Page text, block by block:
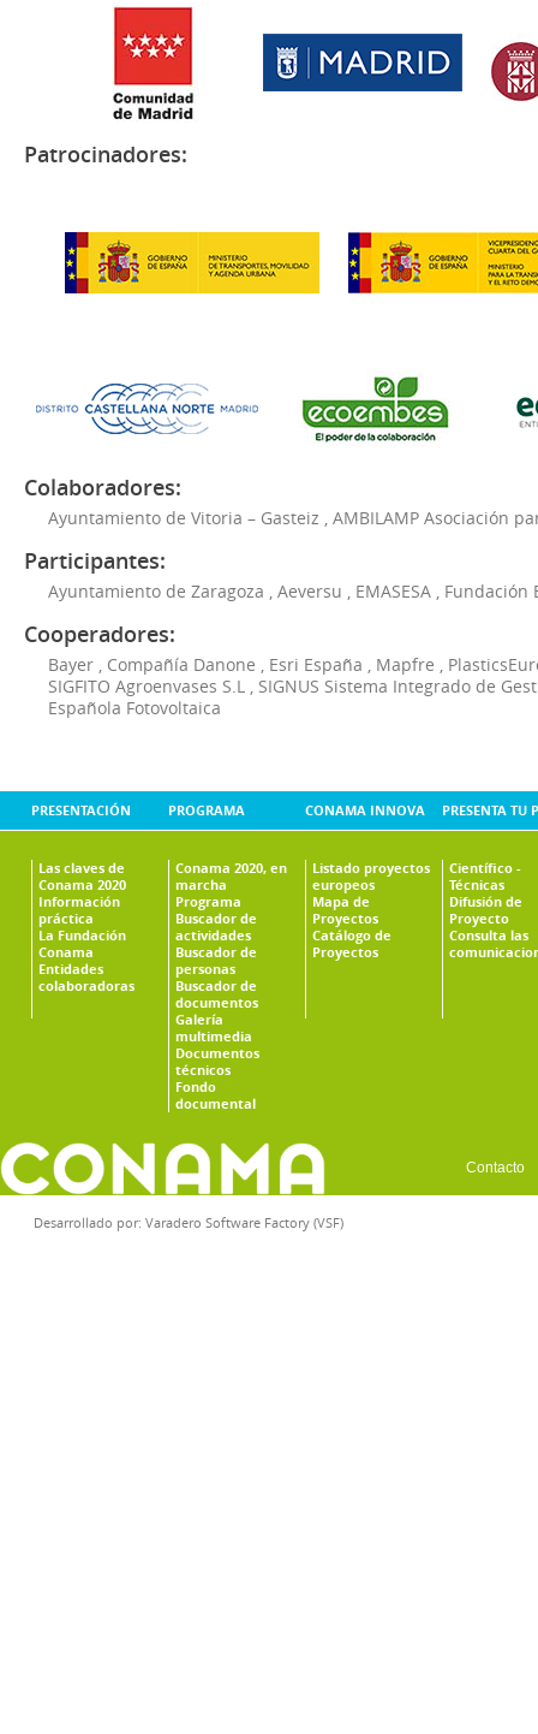
Patrocinadores:
Colaboradores:
Ayuntamiento de Vitoria – Gasteiz , AMBILAMP Asociación
Participantes:
Ayuntamiento de Zaragoza , Aeversu , EMASESA , Fundación
Cooperadores:
Bayer , Compañía Danone , Esri España , Mapfre ,
SIGFITO Agroenvases S.L , SIGNUS Sistema Integrado de
Española Fotovoltaica
PRESENTACIÓN
Las claves de
Conama 2020
Información
práctica
La Fundación
Conama
Entidades
colaboradoras
PROGRAMA
Conama 2020, en
marcha
Programa
Buscador de
actividades
Buscador de
personas
Buscador de
documentos
Galería
multimedia
Documentos
técnicos
Fondo
documental
CONAMA INNOVA
Listado proyectos
europeos
Mapa de
Proyectos
Catálogo de
Proyectos
PRESENTA TU
Científico -
Técnicas
Difusión de
Proyecto
Consulta las
Contacto
Desarrollado por: Varadero Software Factory (VSF)